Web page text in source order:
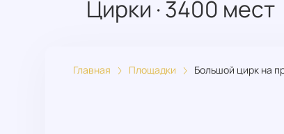
Цирки ·3400 мест
Главная Площадки Большой цирк на